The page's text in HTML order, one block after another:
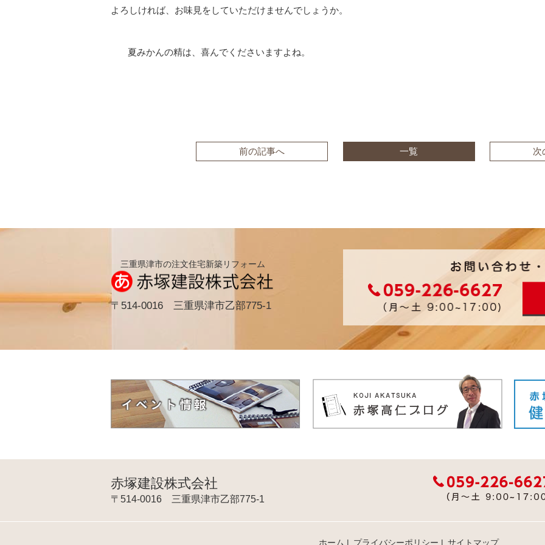
よろしければ、お味見をしていただけませんでしょうか。
夏みかんの精は、喜んでくださいますよね。
前の記事へ 一覧 次
三重県津市の注文住宅新築リフォーム
〒514-0016 三重県津市乙部775-1
赤塚建設株式会社
〒514-0016 三重県津市乙部775-1
ホーム | プライバシーポリシー | サイトマップ